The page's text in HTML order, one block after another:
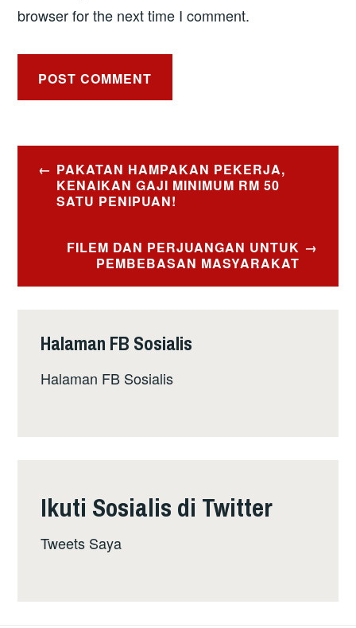
browser for the next time I comment.
Post
navigation
PAKATAN HAMPAKAN PEKERJA,
KENAIKAN GAJI MINIMUM RM 50
SATU PENIPUAN!
FILEM DAN PERJUANGAN UNTUK
PEMBEBASAN MASYARAKAT
Halaman FB Sosialis
Halaman FB Sosialis
Ikuti Sosialis di Twitter
Tweets Saya